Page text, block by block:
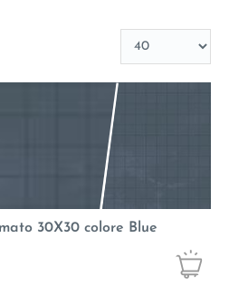
30X30 colore Blue